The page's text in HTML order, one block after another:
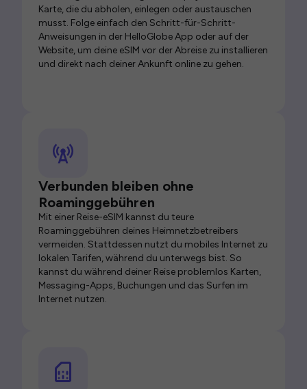
Karte, die du abholen, einlegen oder austauschen
musst. Folge einfach den Schritt-für-Schritt-
Anweisungen in der HelloGlobe App oder auf der
Website, um deine eSIM vor der Abreise zu installieren
und direkt nach deiner Ankunft online zu gehen.
Verbunden bleiben ohne
Roaminggebühren
Mit einer Reise-eSIM kannst du teure
Roaminggebühren deines Heimnetzbetreibers
vermeiden. Stattdessen nutzt du mobiles Internet zu
lokalen Tarifen, während du unterwegs bist. So
kannst du während deiner Reise problemlos Karten,
Messaging-Apps, Buchungen und das Surfen im
Internet nutzen.